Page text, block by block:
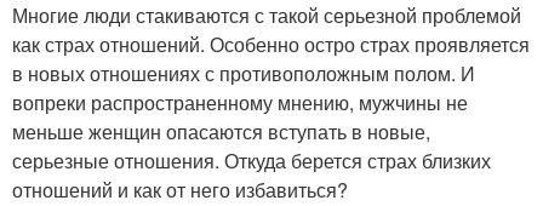
Многие люди стакиваются с такой серьезной проблемой
как страх отношений. Особенно остро страх проявляется
в новых отношениях с противоположным полом. И
вопреки распространенному мнению, мужчины не
меньше женщин опасаются вступать в новые,
серьезные отношения. Откуда берется страх близких
отношений и как от него избавиться?